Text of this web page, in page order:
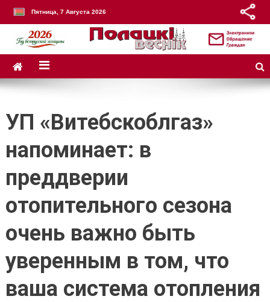
Пятница, 7 Августа 2026
УП «Витебскоблгаз»
напоминает: в
преддверии
отопительного сезона
очень важно быть
уверенным в том, что
ваша система отопления